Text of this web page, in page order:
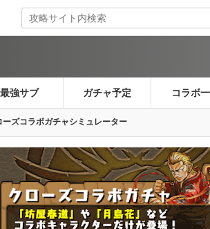
最強サブ ガチャ予定 コラボ
ーズコラボガチャシミュレーター